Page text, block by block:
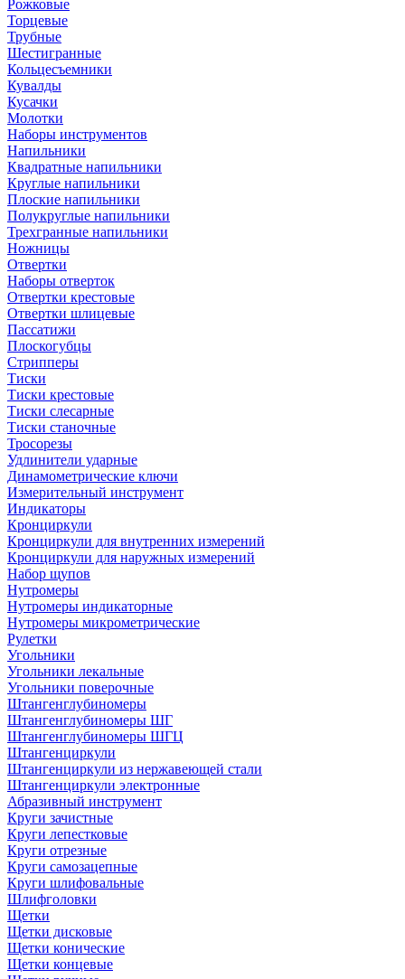
Рожковые
Торцевые
Трубные
Шестигранные
Кольцесъемники
Кувалды
Кусачки
Молотки
Наборы инструментов
Напильники
Квадратные напильники
Круглые напильники
Плоские напильники
Полукруглые напильники
Трехгранные напильники
Ножницы
Отвертки
Наборы отверток
Отвертки крестовые
Отвертки шлицевые
Пассатижи
Плоскогубцы
Стрипперы
Тиски
Тиски крестовые
Тиски слесарные
Тиски станочные
Тросорезы
Удлинители ударные
Динамометрические ключи
Измерительный инструмент
Индикаторы
Кронциркули
Кронциркули для внутренних измерений
Кронциркули для наружных измерений
Набор щупов
Нутромеры
Нутромеры индикаторные
Нутромеры микрометрические
Рулетки
Угольники
Угольники лекальные
Угольники поверочные
Штангенглубиномеры
Штангенглубиномеры ШГ
Штангенглубиномеры ШГЦ
Штангенциркули
Штангенциркули из нержавеющей стали
Штангенциркули электронные
Абразивный инструмент
Круги зачистные
Круги лепестковые
Круги отрезные
Круги самозацепные
Круги шлифовальные
Шлифголовки
Щетки
Щетки дисковые
Щетки конические
Щетки концевые